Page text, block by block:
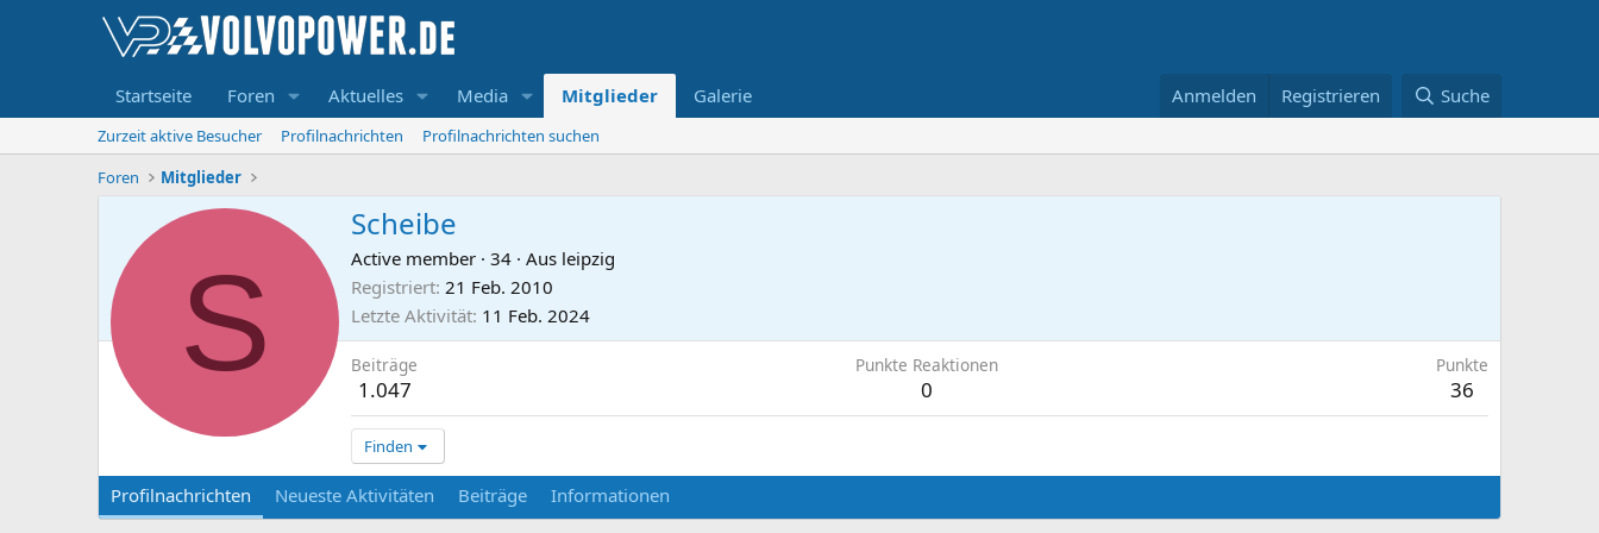
Startseite Foren Aktuelles Media Mitglieder Galerie Anmelden Registrieren Suche
Zurzeit aktive Besucher Profilnachrichten
Profilnachrichten suchen
Foren
Mitglieder
S
Scheibe
Active member · 34 · Aus leipzig
Registriert 21 Feb. 2010
Letzte Aktivität 11 Feb. 2024
Beiträge
1.047
Punkte Reaktionen
0
Punkte
36
Finden
Profilnachrichten Neueste Aktivitäten Beiträge Informationen